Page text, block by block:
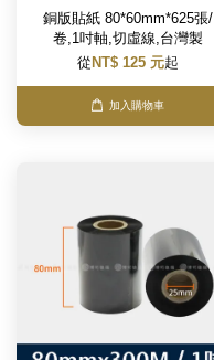
銅版貼紙 80*60mm*625張/
卷,1吋軸,切虛線,台灣製
從 NT$ 125 元起
加入購物車